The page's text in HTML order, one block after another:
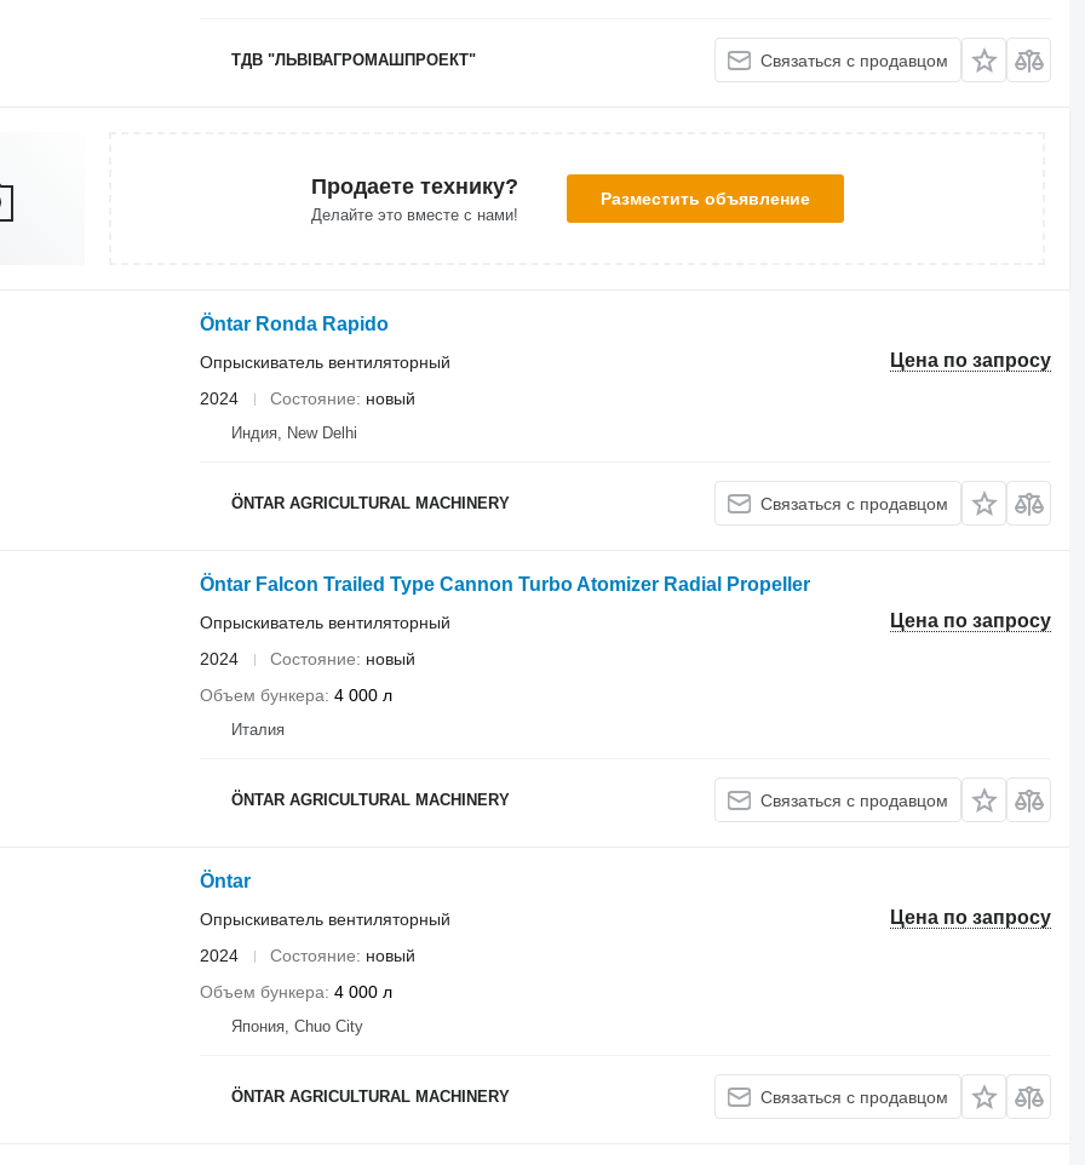
ТДВ "ЛЬВІВАГРОМАШПРОЕКТ" Связаться с продавцом
Продаете технику?
Делайте это вместе с нами!
Разместить объявление
Öntar Ronda Rapido
Цена по запросу
Опрыскиватель вентиляторный
2024
Состояние новый
Индия, New Delhi
ÖNTAR AGRICULTURAL MACHINERY Связаться с продавцом
Öntar Falcon Trailed Type Cannon Turbo Atomizer Radial Propeller
Цена по запросу
Опрыскиватель вентиляторный
2024
Состояние
новый
Объем бункера 4 000 л
Италия
ÖNTAR AGRICULTURAL MACHINERY Связаться с продавцом
Öntar
Цена по запросу
Опрыскиватель вентиляторный
2024
Состояние
новый
Объем бункера 4 000 л
Япония, Chuo City
ÖNTAR AGRICULTURAL MACHINERY Связаться с продавцом